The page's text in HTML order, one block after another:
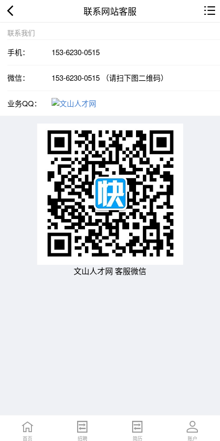
联系网站客服
联系我们
手机： 153-6230-0515
微信： 153-6230-0515 （请扫下图二维码）
业务QQ：
文山人才网 客服微信
首页 招聘 简历 账户